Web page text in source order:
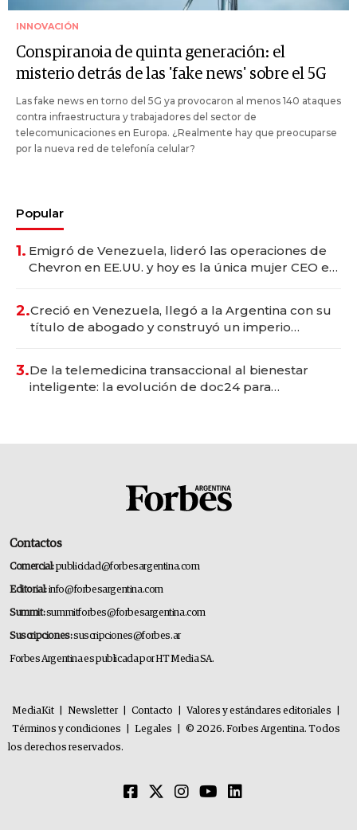
INNOVACIÓN
Conspiranoia de quinta generación: el
misterio detrás de las 'fake news' sobre el 5G
Las fake news en torno del 5G ya provocaron al menos 140 ataques
contra infraestructura y trabajadores del sector de
telecomunicaciones en Europa. ¿Realmente hay que preocuparse
por la nueva red de telefonía celular?
Popular
1. Emigró de Venezuela, lideró las operaciones de
Chevron en EE.UU. y hoy es la única mujer CEO en
2.Creció en Venezuela, llegó a la Argentina con su
título de abogado y construyó un imperio
3.De la telemedicina transaccional al bienestar
inteligente: la evolución de doc24 para
Contactos
Comercial:publicidad@forbesargentina.com
Editorial:info@forbesargentina.com
Summit:summitforbes@forbesargentina.com
Suscripciones:suscripciones@forbes.ar
Forbes Argentina es publicada por HT Media SA.
MediaKit Newsletter Contacto Valores y estándares editoriales
Términos y condiciones
Legales
© 2026. Forbes Argentina. Todos
los derechos reservados.